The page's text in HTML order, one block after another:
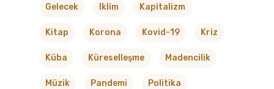
Gelecek Iklim Kapitalizm
Kitap Korona Kovid-19 Kriz
Küba Küreselleşme Madencilik
Müzik Pandemi Politika